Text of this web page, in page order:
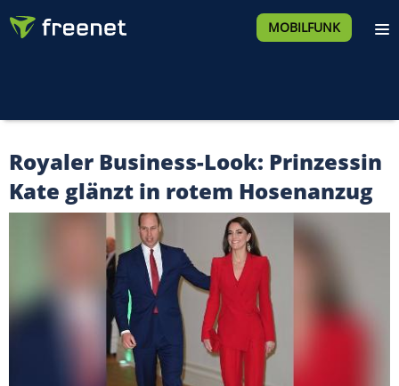
MOBILFUNK
Royaler Business-Look: Prinzessin
Kate glänzt in rotem Hosenanzug